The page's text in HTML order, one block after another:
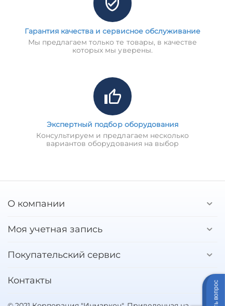
Гарантия качества и сервисное обслуживание
Мы предлагаем только те товары, в качестве
которых мы уверены.
Экспертный подбор оборудования
Консультируем и предлагаем несколько
вариантов оборудования на выбор
О компании
Моя учетная запись
Покупательский сервис
Контакты